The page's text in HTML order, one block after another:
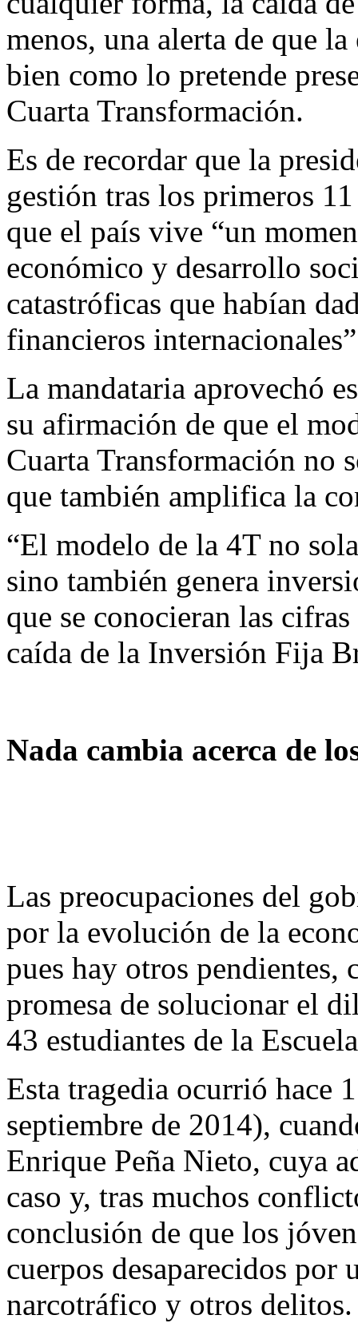
menos, una alerta de que
bien como lo pretende
Cuarta Transformación.
Es de recordar que la
gestión tras los primeros
que el país vive “un
económico y desarrollo
catastróficas que habían
financieros
La mandataria aprovechó
su afirmación de que el
Cuarta Transformación no
que también amplifica la
“El modelo de la 4T no
sino también genera
que se conocieran las
caída de la Inversión Fija
Nada cambia acerca de
Las preocupaciones del
por la evolución de la
pues hay otros
promesa de solucionar el
43 estudiantes de la
Esta tragedia ocurrió hace
septiembre de 2014),
Enrique Peña Nieto, cuya
caso y, tras muchos
conclusión de que los
cuerpos desaparecidos por
narcotráfico y otros delitos.